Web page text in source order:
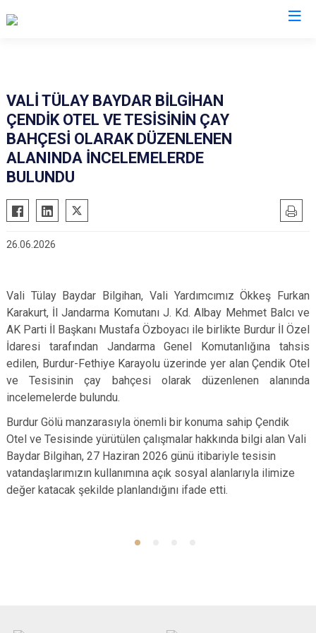
VALİ TÜLAY BAYDAR BİLGİHAN
ÇENDİK OTEL VE TESİSİNİN ÇAY
BAHÇESİ OLARAK DÜZENLENEN
ALANINDA İNCELEMELERDE
BULUNDU
26.06.2026
Vali Tülay Baydar Bilgihan, Vali Yardımcımız Ökkeş Furkan
Karakurt, İl Jandarma Komutanı J. Kd. Albay Mehmet Balcı ve
AK Parti İl Başkanı Mustafa Özboyacı ile birlikte Burdur İl Özel
İdaresi tarafından Jandarma Genel Komutanlığına tahsis
edilen, Burdur-Fethiye Karayolu üzerinde yer alan Çendik Otel
ve Tesisinin çay bahçesi olarak düzenlenen alanında
incelemelerde bulundu.
Burdur Gölü manzarasıyla önemli bir konuma sahip Çendik
Otel ve Tesisinde yürütülen çalışmalar hakkında bilgi alan Vali
Baydar Bilgihan, 27 Haziran 2026 günü itibariyle tesisin
vatandaşlarımızın kullanımına açık sosyal alanlarıyla ilimize
değer katacak şekilde planlandığını ifade etti.